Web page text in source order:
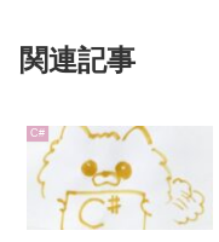
関連記事
C#